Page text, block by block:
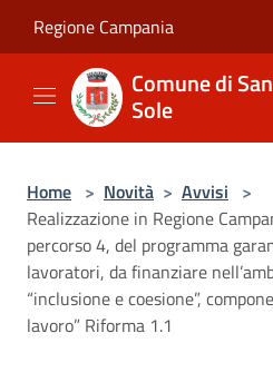
Regione Campania
Comune di
Sole
Home > Novità > Avvisi >
Realizzazione in Regione
percorso 4, del programma
lavoratori, da finanziare
“inclusione e coesione”,
lavoro” Riforma 1.1